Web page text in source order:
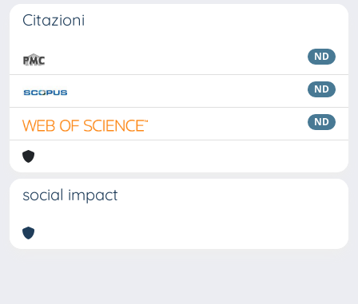
Citazioni
ND
ND
ND
social impact